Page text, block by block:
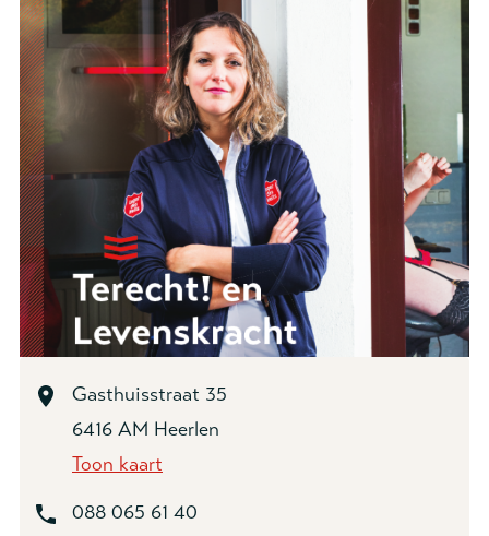
Gasthuisstraat 35
6416 AM Heerlen
Toon kaart
088 065 61 40